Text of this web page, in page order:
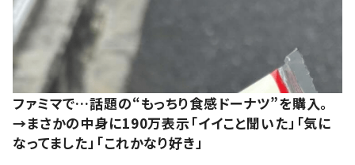
ファミマで…話題の“もっちり食感ドーナツ”を購入。
→まさかの中身に190万表示「イイこと聞いた」「気に
なってました」「これかなり好き」